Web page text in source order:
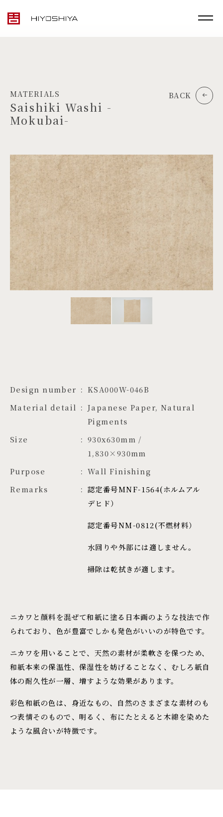
TOP
MATERIALS
PRODUCTS
ARTWORK
PROJECTS
JA EN ZH
MATERIALS
Saishiki Washi -
Mokubai-
BACK
Design number
KSA000W-046B
Material detail
Japanese Paper, Natural
Pigments
Size
930x630mm /
1,830×930mm
Purpose
Wall Finishing
Remarks
認定番号MNF-1564(ホルムアル
デヒド）
認定番号NM-0812(不燃材料）
水回りや外部には適しません。
掃除は乾拭きが適します。
ニカワと顔料を混ぜて和紙に塗る日本画のような技法で作
られており、色が豊富でしかも発色がいいのが特色です。
ニカワを用いることで、天然の素材が柔軟さを保つため、
和紙本来の保温性、保湿性を妨げることなく、むしろ紙自
体の耐久性が一層、増すような効果があります。
彩色和紙の色は、身近なもの、自然のさまざまな素材のも
つ表情そのもので、明るく、布にたとえると木綿を染めた
ような風合いが特徴です。